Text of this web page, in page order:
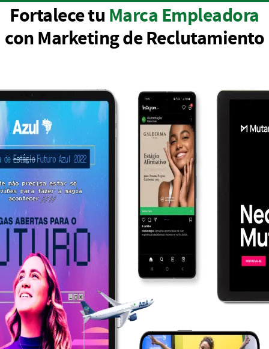
Fortalece tu Marca Empleadora
con Marketing de Reclutamiento